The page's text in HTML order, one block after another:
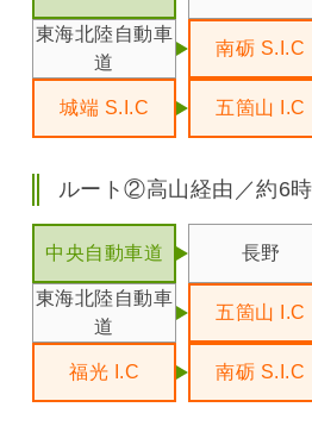
東海北陸自動車
道
南砺 S.I.C
城端 S.I.C 五箇山 I.C
ルート②高山経由／約6
中央自動車道 長野
東海北陸自動車
道
五箇山 I.C
福光 I.C 南砺 S.I.C